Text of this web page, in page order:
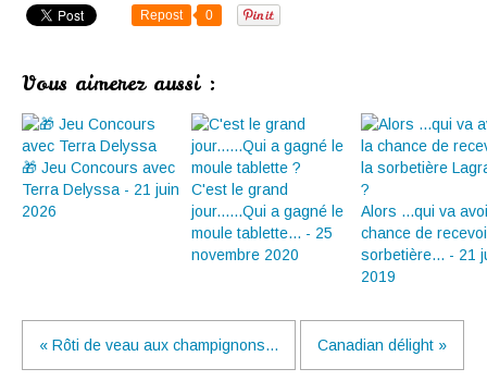
Repost 0
Vous aimerez aussi :
🎁 Jeu Concours avec
Terra Delyssa - 21 juin
2026
C'est le grand
jour......Qui a gagné le
moule tablette... - 25
novembre 2020
Alors ...qui va
chance de
sorbetière... - 21
2019
« Rôti de veau aux champignons... Canadian délight »